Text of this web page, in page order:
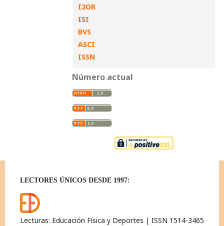
I2OR
ISI
BVS
ASCI
ISSN
Número actual
LECTORES ÚNICOS DESDE 1997:
Lecturas: Educación Física y Deportes | ISSN 1514-3465